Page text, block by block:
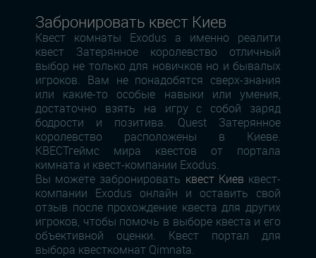
Забронировать квест Киев
Квест комнаты Exodus а именно реалити
квест Затерянное королевство отличный
выбор не только для новичков но и бывалых
игроков. Вам не понадобятся сверх-знания
или какие-то особые навыки или умения,
достаточно взять на игру с собой заряд
бодрости и позитива. Quest Затерянное
королевство расположены в Киеве.
КВЕСТгеймс мира квестов от портала
кимната и квест-компании Exodus.
Вы можете забронировать квест Киев квест-
компании Exodus онлайн и оставить свой
отзыв после прохождение квеста для других
игроков, чтобы помочь в выборе квеста и его
объективной оценки. Квест портал для
выбора квесткомнат Qimnata.